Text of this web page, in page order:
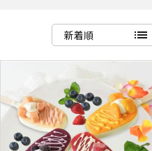
カテゴリから探す
スイーツ
お菓子
新着順 list
商品名
新着順
発売日順
価格が安い
価格が高い